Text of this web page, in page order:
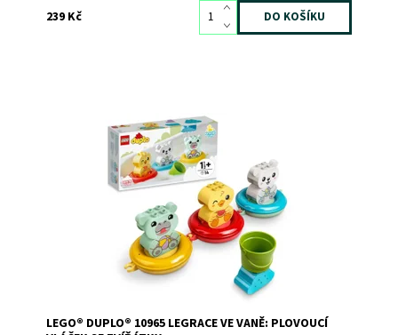
239 Kč
Hrajte si a rozvíjejte dovednosti při každém koupání se 3
roztomilými zvířátky, která plavou.
Dostupnost:
Skladem3
9684
LEGO
LEGO® DUPLO® 10965 LEGRACE VE VANĚ: PLOVOUCÍ